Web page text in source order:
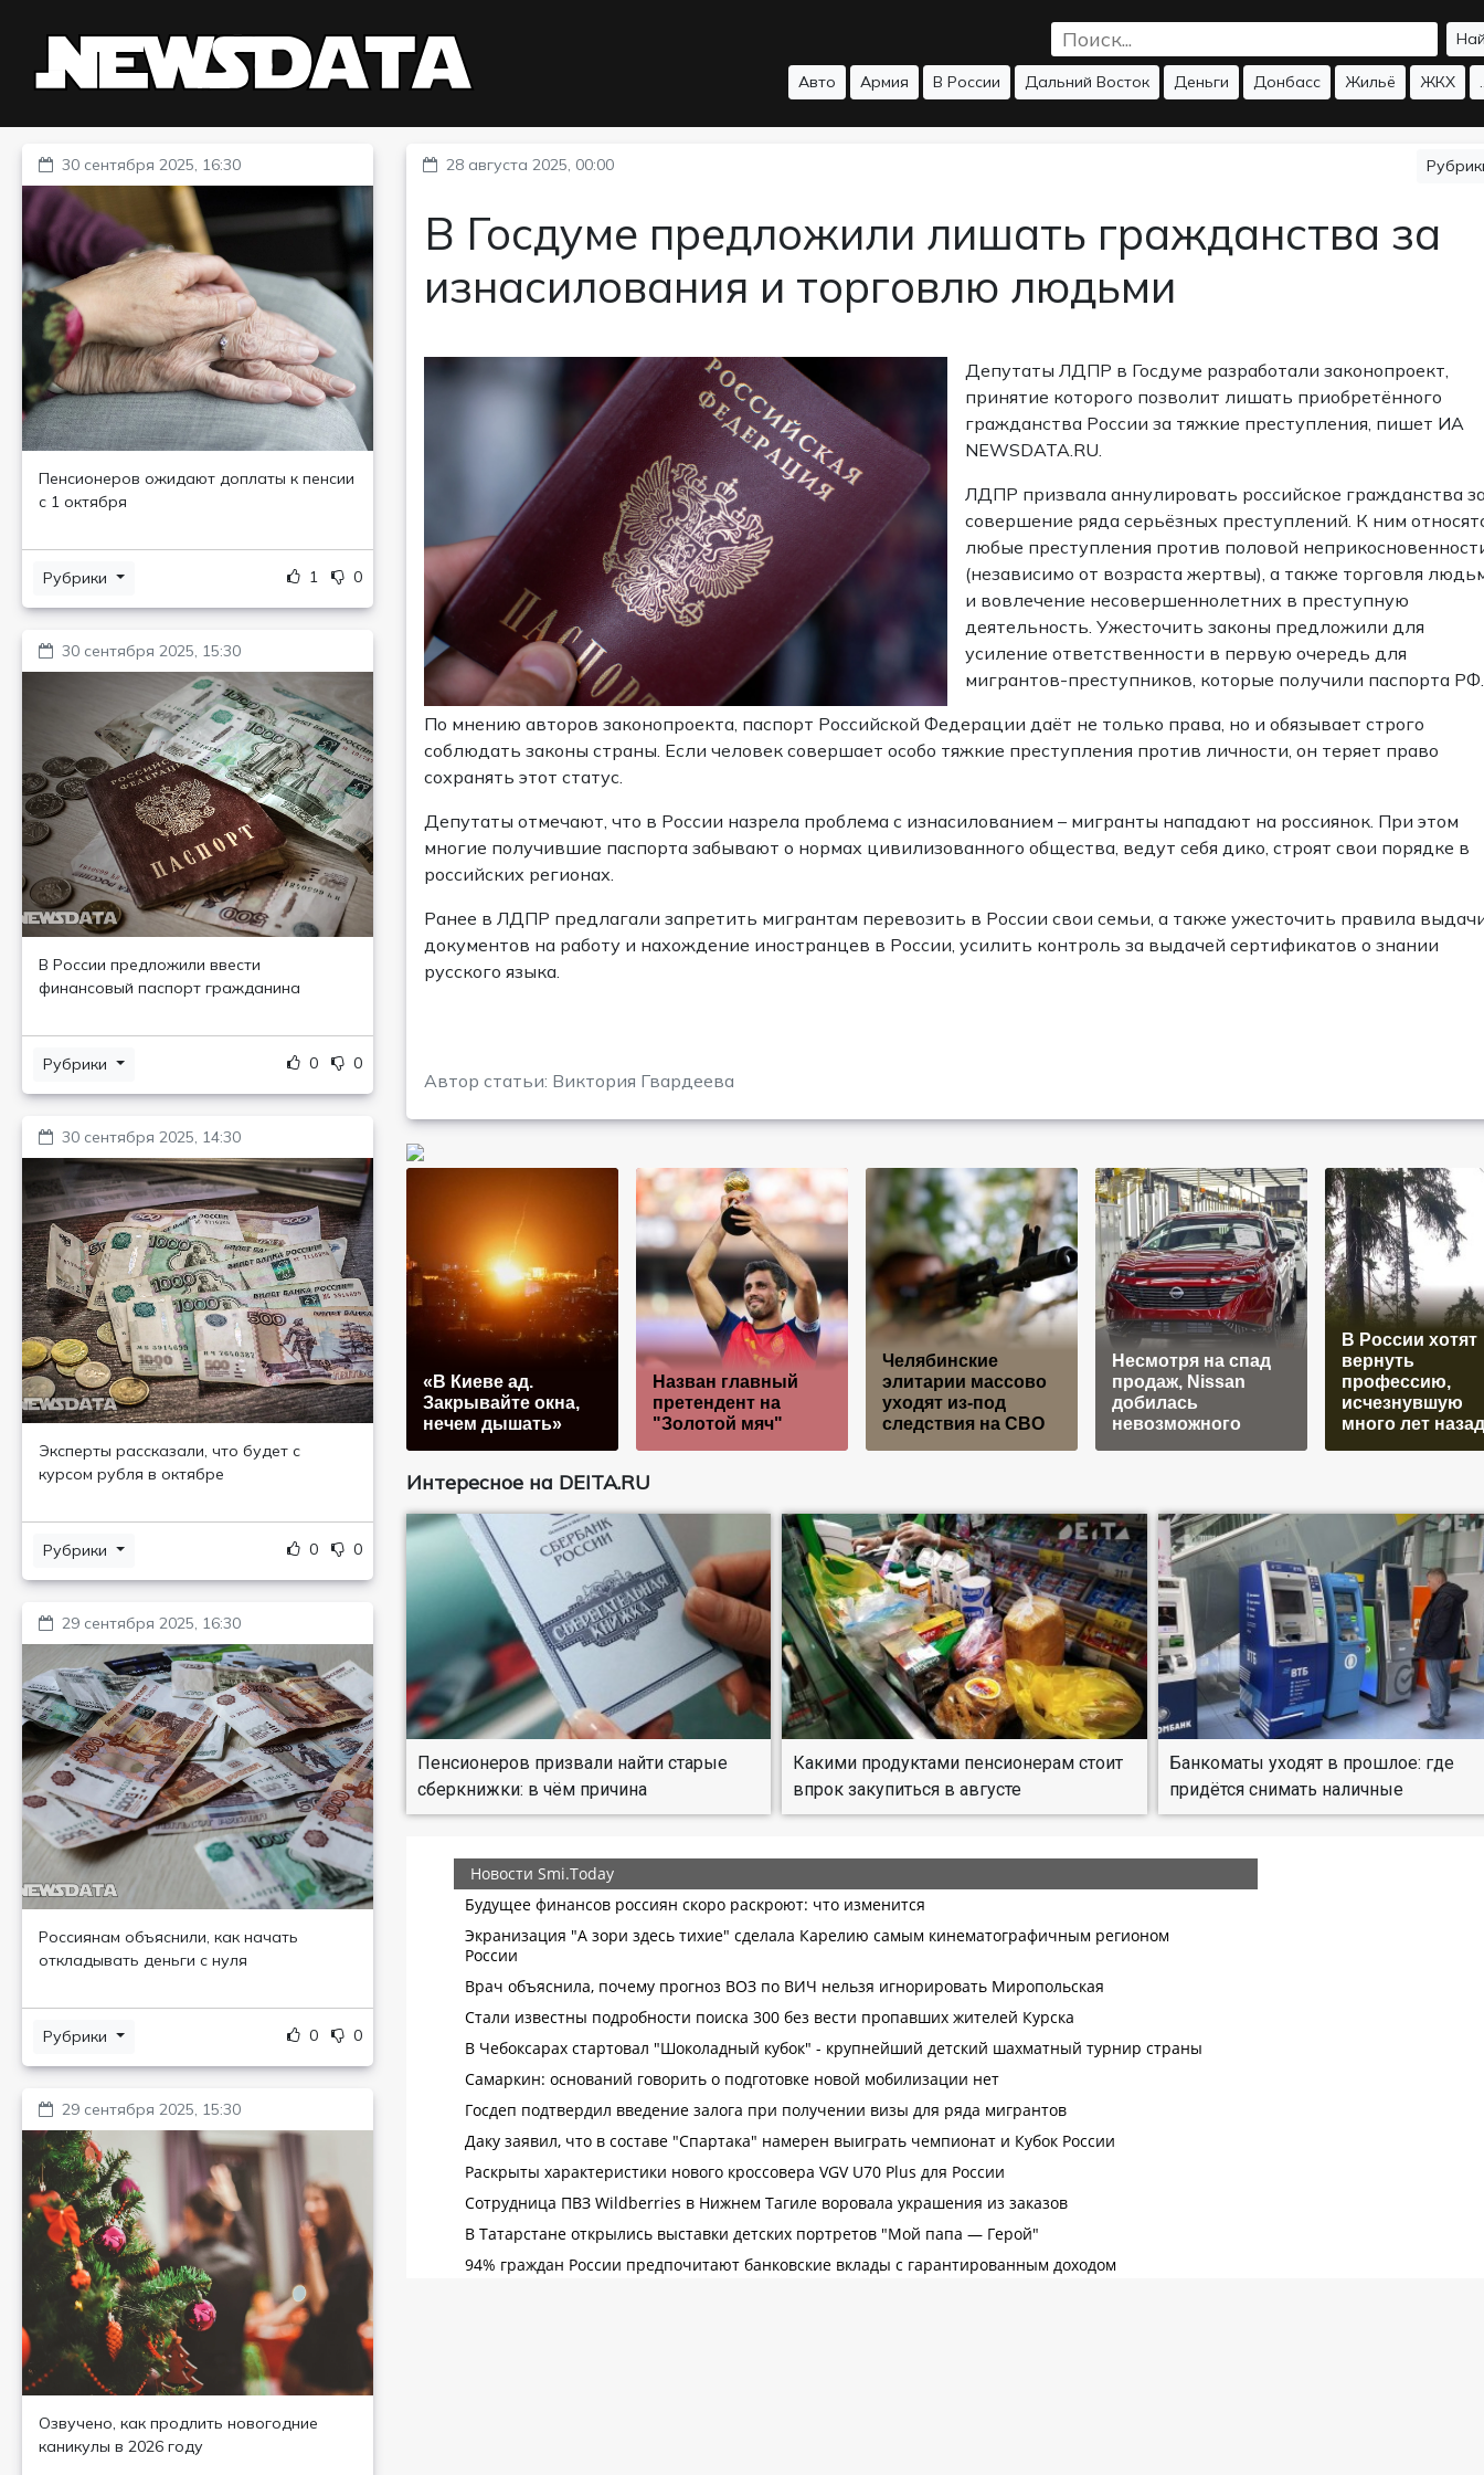
Авто Армия В России Дальний Восток Деньги Донбасс Жильё ЖКХ
30 сентября 2025, 16:30
Пенсионеров ожидают доплаты к пенсии
с 1 октября
Рубрики 1 0
30 сентября 2025, 15:30
В России предложили ввести
финансовый паспорт гражданина
Рубрики 0 0
30 сентября 2025, 14:30
Эксперты рассказали, что будет с
курсом рубля в октябре
Рубрики 0 0
29 сентября 2025, 16:30
Россиянам объяснили, как начать
откладывать деньги с нуля
Рубрики 0 0
29 сентября 2025, 15:30
Озвучено, как продлить новогодние
каникулы в 2026 году
28 августа 2025, 00:00
В Госдуме предложили лишать гражданства за
изнасилования и торговлю людьми
Депутаты ЛДПР в Госдуме разработали законопроект,
принятие которого позволит лишать приобретённого
гражданства России за тяжкие преступления, пишет ИА
NEWSDATA.RU.
ЛДПР призвала аннулировать российское гражданства
совершение ряда серьёзных преступлений. К ним
любые преступления против половой
(независимо от возраста жертвы), а также торговля
и вовлечение несовершеннолетних в преступную
деятельность. Ужесточить законы предложили для
усиление ответственности в первую очередь для
мигрантов-преступников, которые получили паспорта РФ.
По мнению авторов законопроекта, паспорт Российской Федерации даёт не только права, но и обязывает строго
соблюдать законы страны. Если человек совершает особо тяжкие преступления против личности, он теряет право
сохранять этот статус.
Депутаты отмечают, что в России назрела проблема с изнасилованием – мигранты нападают на россиянок. При этом
многие получившие паспорта забывают о нормах цивилизованного общества, ведут себя дико, строят свои порядке в
российских регионах.
Ранее в ЛДПР предлагали запретить мигрантам перевозить в России свои семьи, а также ужесточить правила
документов на работу и нахождение иностранцев в России, усилить контроль за выдачей сертификатов о знании
русского языка.
Автор статьи: Виктория Гвардеева
«В Киеве ад.
Закрывайте окна,
нечем дышать»
Назван главный
претендент на
"Золотой мяч"
Челябинские
элитарии массово
уходят из-под
следствия на СВО
Несмотря на спад
продаж, Nissan
добилась
невозможного
В России хотят
вернуть
профессию,
исчезнувшую
много лет назад
Интересное на DEITA.RU
Пенсионеров призвали найти старые
сберкнижки: в чём причина
Какими продуктами пенсионерам стоит
впрок закупиться в августе
Банкоматы уходят в прошлое: где
придётся снимать наличные